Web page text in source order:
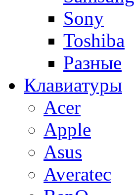
Sony
Toshiba
Разные
Клавиатуры
Acer
Apple
Asus
Averatec